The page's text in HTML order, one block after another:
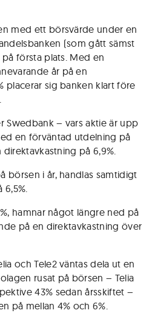
med ett börsvärde under en
(som gått sämst
första plats. Med en
år på en
placerar sig banken klart före
Swedbank – vars aktie är upp
en förväntad utdelning på
på 6,9%.
börsen i år, handlas samtidigt
hamnar något längre ned på
på en direktavkastning över
och Tele2 väntas dela ut en
rusat på börsen – Telia
43% sedan årsskiftet –
på mellan 4% och 6%.